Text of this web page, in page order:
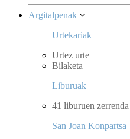
Argitalpenak
Urtekariak
Urtez urte
Bilaketa
Liburuak
41 liburuen zerrenda
San Joan Konpartsa